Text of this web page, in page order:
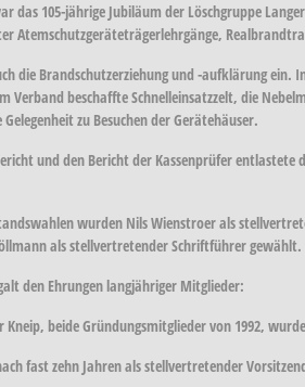
das 105-jährige Jubiläum der Löschgruppe
Atemschutzgeräteträgerlehrgänge,
die Brandschutzerziehung und -aufklärung
Verband beschaffte Schnelleinsatzzelt, die
zu Besuchen der Gerätehäuser.
und den Bericht der Kassenprüfer
wurden Nils Wienstroer als
als stellvertretender Schriftführer gewählt.
den Ehrungen langjähriger Mitglieder:
Kneip, beide Gründungsmitglieder von 1992,
fast zehn Jahren als stellvertretender